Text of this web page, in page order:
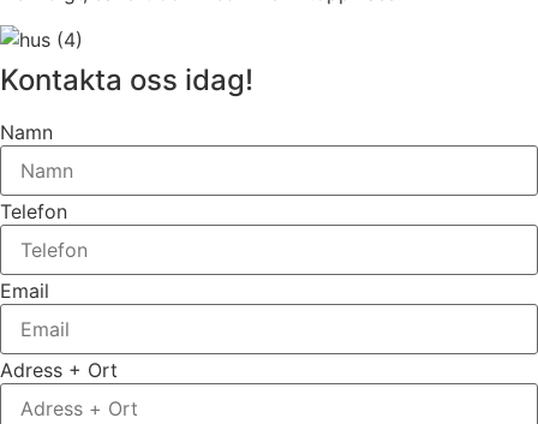
Kontakta oss idag!
Namn
Telefon
Email
Adress + Ort